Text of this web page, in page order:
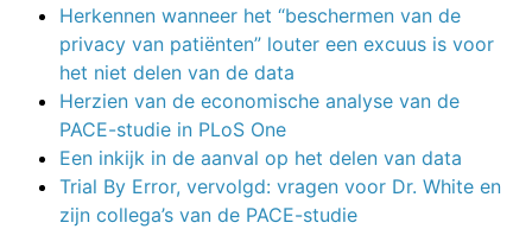
Herkennen wanneer het “beschermen van de
privacy van patiënten” louter een excuus is voor
het niet delen van de data
Herzien van de economische analyse van de
PACE-studie in PLoS One
Een inkijk in de aanval op het delen van data
Trial By Error, vervolgd: vragen voor Dr. White en
zijn collega’s van de PACE-studie